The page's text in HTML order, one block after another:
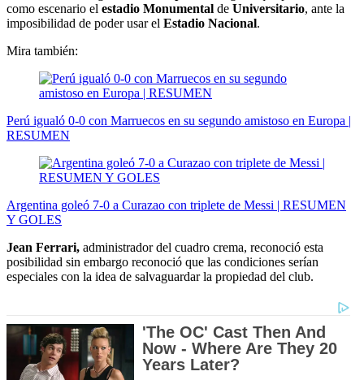
como escenario el estadio Monumental de Universitario, ante la
imposibilidad de poder usar el Estadio Nacional.
Mira también:
Perú igualó 0-0 con Marruecos en su segundo amistoso en Europa |
RESUMEN
Argentina goleó 7-0 a Curazao con triplete de Messi | RESUMEN
Y GOLES
Jean Ferrari, administrador del cuadro crema, reconoció esta
posibilidad sin embargo reconoció que las condiciones serían
especiales con la idea de salvaguardar la propiedad del club.